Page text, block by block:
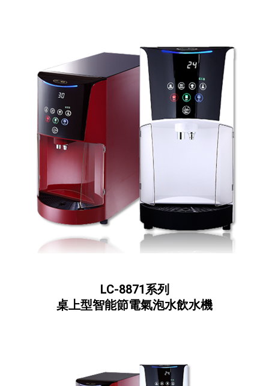
LC-8871系列
桌上型智能節電氣泡水飲水機